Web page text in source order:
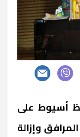
أسيوط على
وإزالة